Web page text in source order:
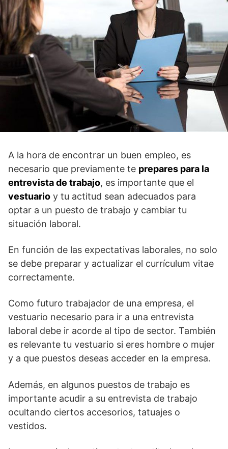
A la hora de encontrar un buen empleo, es
necesario que previamente te prepares para la
entrevista de trabajo, es importante que el
vestuario y tu actitud sean adecuados para
optar a un puesto de trabajo y cambiar tu
situación laboral.
En función de las expectativas laborales, no solo
se debe preparar y actualizar el currículum vitae
correctamente.
Como futuro trabajador de una empresa, el
vestuario necesario para ir a una entrevista
laboral debe ir acorde al tipo de sector. También
es relevante tu vestuario si eres hombre o mujer
y a que puestos deseas acceder en la empresa.
Además, en algunos puestos de trabajo es
importante acudir a su entrevista de trabajo
ocultando ciertos accesorios, tatuajes o
vestidos.